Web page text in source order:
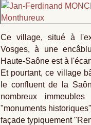
Ce village, situé à
Vosges, à une
Haute-Saône est à
Et pourtant, ce village
le confluent de la
nombreux
"monuments
façade typiquement